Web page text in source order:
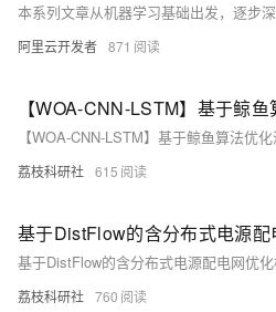
阿里云开发者 871
荔枝科研社 615
荔枝科研社 760